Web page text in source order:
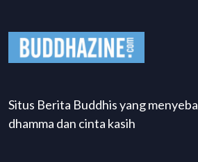
Situs Berita Buddhis yang
dhamma dan cinta kasih